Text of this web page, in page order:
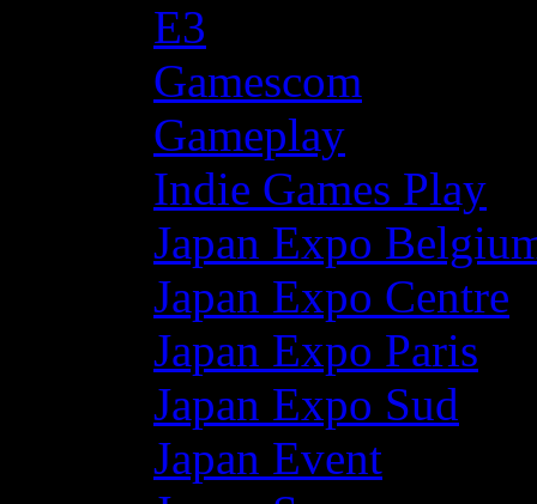
E3
Gamescom
Gameplay
Indie Games Play
Japan Expo
Japan Expo Centre
Japan Expo Paris
Japan Expo Sud
Japan Event